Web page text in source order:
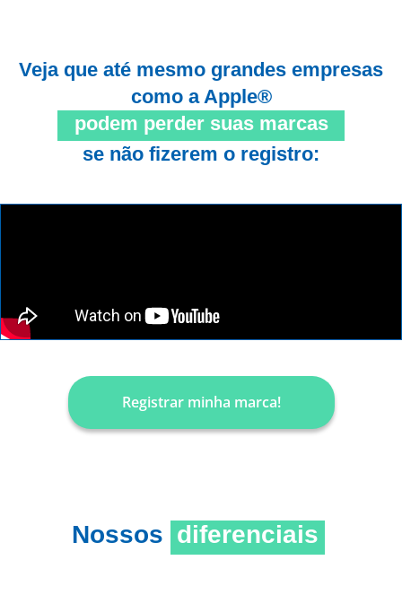
Veja que até mesmo grandes empresas
como a Apple®
podem perder suas marcas
se não fizerem o registro:
Registrar minha marca!
Nossos diferenciais